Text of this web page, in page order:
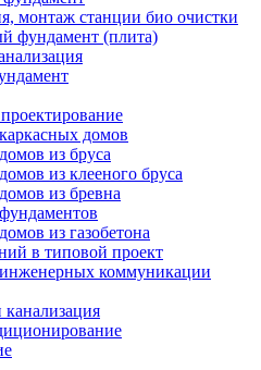
монтаж станции био очистки
фундамент (плита)
домов
из бруса
из клееного бруса
из бревна
из газобетона
в типовой проект
коммуникации